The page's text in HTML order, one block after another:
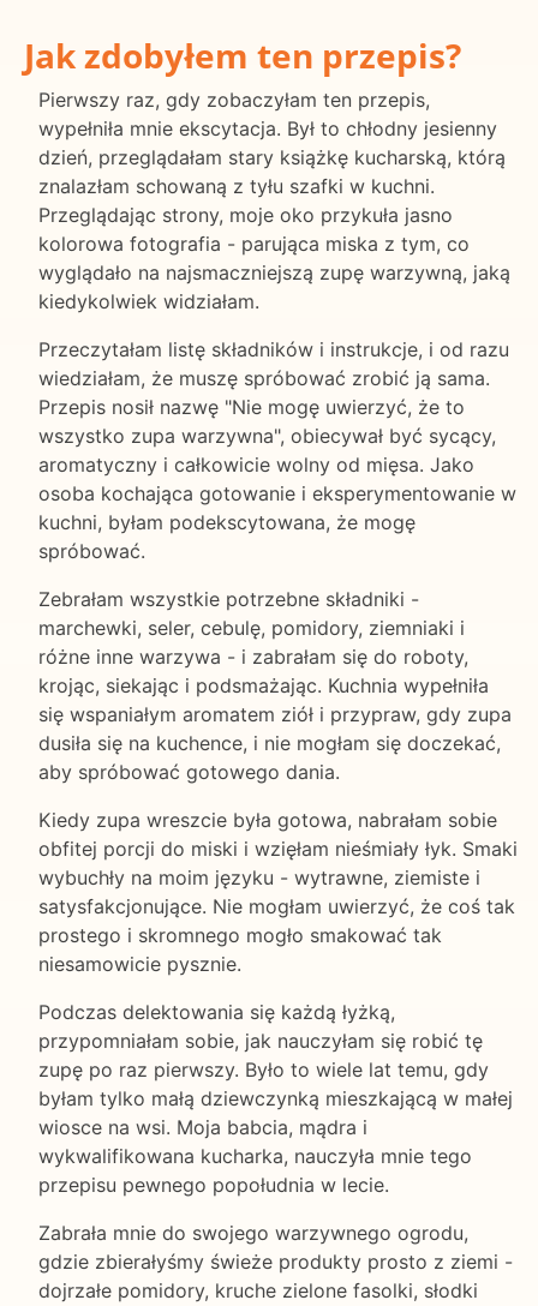
Jak zdobyłem ten przepis?
Pierwszy raz, gdy zobaczyłam ten przepis,
wypełniła mnie ekscytacja. Był to chłodny jesienny
dzień, przeglądałam stary książkę kucharską, którą
znalazłam schowaną z tyłu szafki w kuchni.
Przeglądając strony, moje oko przykuła jasno
kolorowa fotografia - parująca miska z tym, co
wyglądało na najsmaczniejszą zupę warzywną, jaką
kiedykolwiek widziałam.
Przeczytałam listę składników i instrukcje, i od razu
wiedziałam, że muszę spróbować zrobić ją sama.
Przepis nosił nazwę "Nie mogę uwierzyć, że to
wszystko zupa warzywna", obiecywał być sycący,
aromatyczny i całkowicie wolny od mięsa. Jako
osoba kochająca gotowanie i eksperymentowanie w
kuchni, byłam podekscytowana, że mogę
spróbować.
Zebrałam wszystkie potrzebne składniki -
marchewki, seler, cebulę, pomidory, ziemniaki i
różne inne warzywa - i zabrałam się do roboty,
krojąc, siekając i podsmażając. Kuchnia wypełniła
się wspaniałym aromatem ziół i przypraw, gdy zupa
dusiła się na kuchence, i nie mogłam się doczekać,
aby spróbować gotowego dania.
Kiedy zupa wreszcie była gotowa, nabrałam sobie
obfitej porcji do miski i wzięłam nieśmiały łyk. Smaki
wybuchły na moim języku - wytrawne, ziemiste i
satysfakcjonujące. Nie mogłam uwierzyć, że coś tak
prostego i skromnego mogło smakować tak
niesamowicie pysznie.
Podczas delektowania się każdą łyżką,
przypomniałam sobie, jak nauczyłam się robić tę
zupę po raz pierwszy. Było to wiele lat temu, gdy
byłam tylko małą dziewczynką mieszkającą w małej
wiosce na wsi. Moja babcia, mądra i
wykwalifikowana kucharka, nauczyła mnie tego
przepisu pewnego popołudnia w lecie.
Zabrała mnie do swojego warzywnego ogrodu,
gdzie zbierałyśmy świeże produkty prosto z ziemi -
dojrzałe pomidory, kruche zielone fasolki, słodki